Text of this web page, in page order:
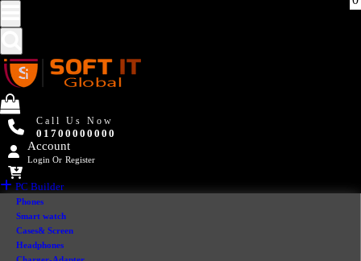
Call Us Now
01700000000
Account
Login Or Register
PC Builder
Phones
Smart watch
Cases& Screen
Headphones